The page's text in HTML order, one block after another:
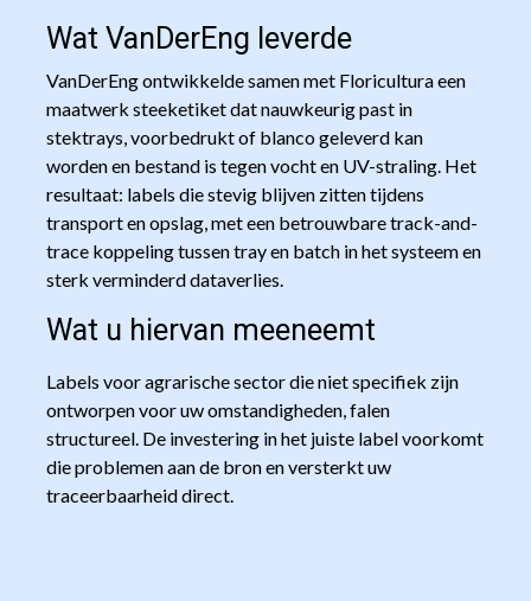
Wat VanDerEng leverde
VanDerEng ontwikkelde samen met Floricultura een
maatwerk steeketiket dat nauwkeurig past in
stektrays, voorbedrukt of blanco geleverd kan
worden en bestand is tegen vocht en UV-straling. Het
resultaat: labels die stevig blijven zitten tijdens
transport en opslag, met een betrouwbare track-and-
trace koppeling tussen tray en batch in het systeem en
sterk verminderd dataverlies.
Wat u hiervan meeneemt
Labels voor agrarische sector die niet specifiek zijn
ontworpen voor uw omstandigheden, falen
structureel. De investering in het juiste label voorkomt
die problemen aan de bron en versterkt uw
traceerbaarheid direct.